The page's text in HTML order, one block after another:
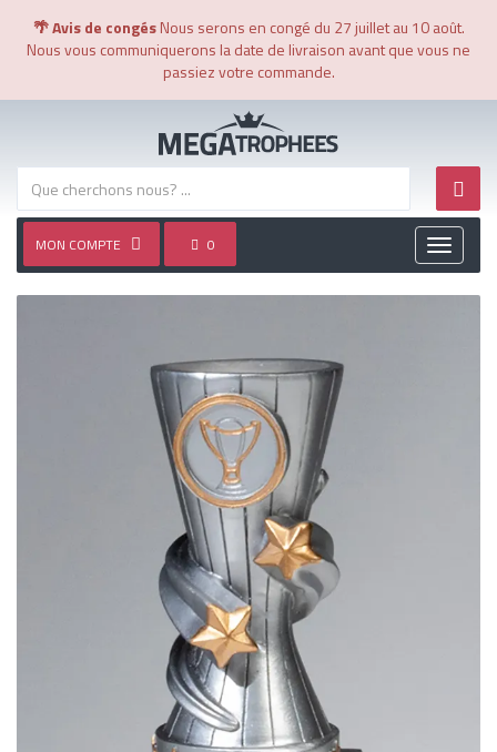
🌴 Avis de congésNous serons en congé du 27 juillet au 10 août.
Nous vous communiquerons la date de livraison avant que vous ne
passiez votre commande.
MON COMPTE 0
Toggle